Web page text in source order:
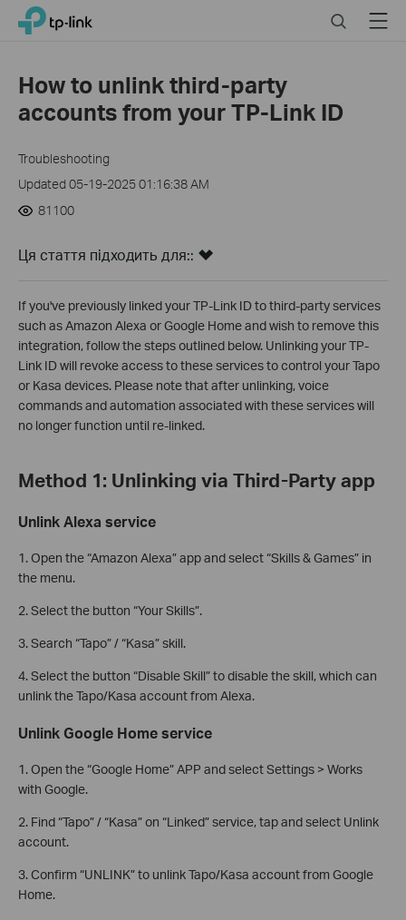
Click
navigation
TP-Link, Reliably Smart SearchMenu
How to unlink third-party
accounts from your TP-Link ID
Troubleshooting
Updated 05-19-2025 01:16:38 AM
81100
Ця стаття підходить для::
If you've previously linked your TP-Link ID to third-party services
such as Amazon Alexa or Google Home and wish to remove this
integration, follow the steps outlined below. Unlinking your TP-
Link ID will revoke access to these services to control your Tapo
or Kasa devices. Please note that after unlinking, voice
commands and automation associated with these services will
no longer function until re-linked.
Method 1: Unlinking via Third-Party app
Unlink Alexa service
1. Open the “Amazon Alexa” app and select “Skills & Games” in
the menu.
2. Select the button “Your Skills”.
3. Search “Tapo” / “Kasa” skill.
4. Select the button “Disable Skill” to disable the skill, which can
unlink the Tapo/Kasa account from Alexa.
Unlink Google Home service
1. Open the “Google Home” APP and select Settings > Works
with Google.
2. Find “Tapo” / “Kasa” on “Linked” service, tap and select Unlink
account.
3. Confirm “UNLINK” to unlink Tapo/Kasa account from Google
Home.